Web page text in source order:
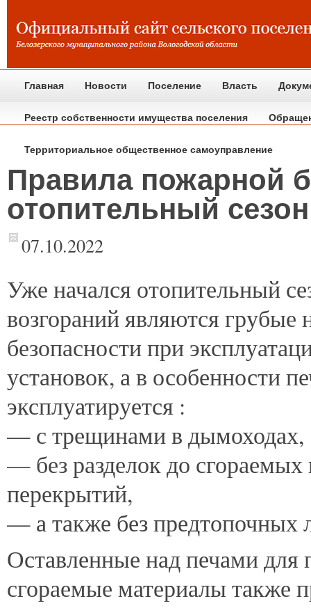
Главная Новости Поселение Власть
Реестр собственности имущества поселения
Территориальное общественное самоуправление
Правила пожарной
отопительный сезон
07.10.2022
Уже начался отопительный
возгораний являются
безопасности при
установок, а в особенности
эксплуатируется :
— с трещинами в дымоходах,
— без разделок до сгораемых
перекрытий,
— а также без предтопочных
Оставленные над печами
сгораемые материалы также